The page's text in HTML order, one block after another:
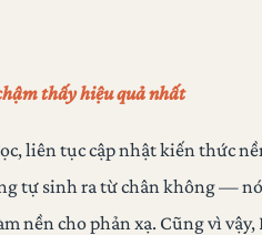
thấy hiệu quả nhất
liên tục cập nhật kiến thức
tự sinh ra từ chân không —
nền cho phản xạ. Cũng vì